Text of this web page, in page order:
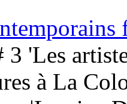
3 'Les
à La